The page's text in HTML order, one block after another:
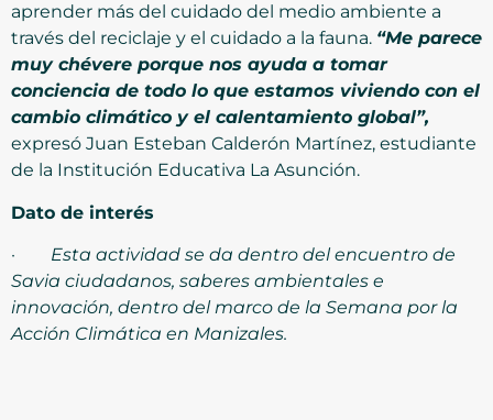
aprender más del cuidado del medio ambiente a
través del reciclaje y el cuidado a la fauna. “Me parece
muy chévere porque nos ayuda a tomar
conciencia de todo lo que estamos viviendo con el
cambio climático y el calentamiento global”,
expresó Juan Esteban Calderón Martínez, estudiante
de la Institución Educativa La Asunción.
Dato de interés
· Esta actividad se da dentro del encuentro de
Savia ciudadanos, saberes ambientales e
innovación, dentro del marco de la Semana por la
Acción Climática en Manizales.